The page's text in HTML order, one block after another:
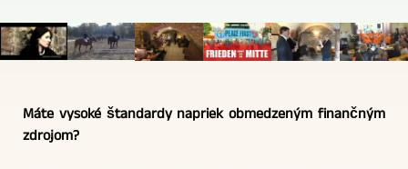
Máte vysoké štandardy napriek obmedzeným finančným
zdrojom?